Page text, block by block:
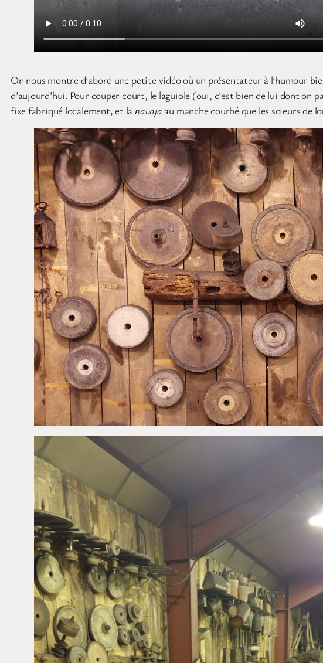
On nous montre d’abord une petite vidéo où un présentateur à l’humour
d’aujourd’hui. Pour couper court, le laguiole (oui, c’est bien de lui dont on
fixe fabriqué localement, et lanavajaau manche courbé que les scieurs de